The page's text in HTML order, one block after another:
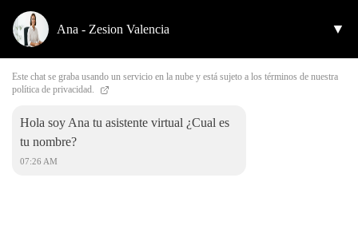
Find us
Ana - Zesion Valencia ▼
Este chat se graba usando un servicio en la nube y está sujeto a los términos de nuestra
política de privacidad.
Hola soy Ana tu asistente virtual ¿Cual es
tu nombre?
07:26 AM